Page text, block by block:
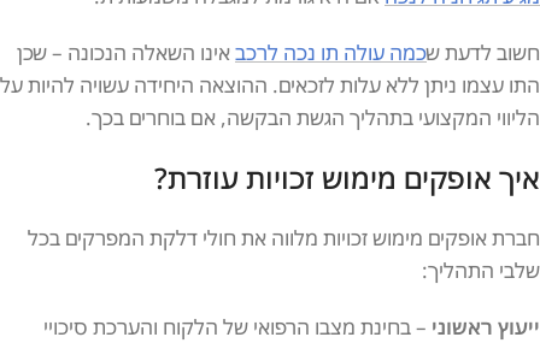
חשוב לדעת שכמה עולה תו נכה לרכבאינו השאלה הנכונה – שכן
התו עצמו ניתן ללא עלות לזכאים. ההוצאה היחידה עשויה להיות על
הליווי המקצועי בתהליך הגשת הבקשה, אם בוחרים בכך.
איך אופקים מימוש זכויות עוזרת?
חברת אופקים מימוש זכויות מלווה את חולי דלקת המפרקים בכל
שלבי התהליך:
ייעוץ ראשוני – בחינת מצבו הרפואי של הלקוח והערכת סיכויי